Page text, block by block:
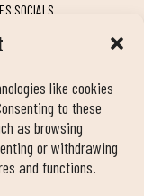
like cookies
to these
as browsing
or withdrawing
and functions.
SOCIALS